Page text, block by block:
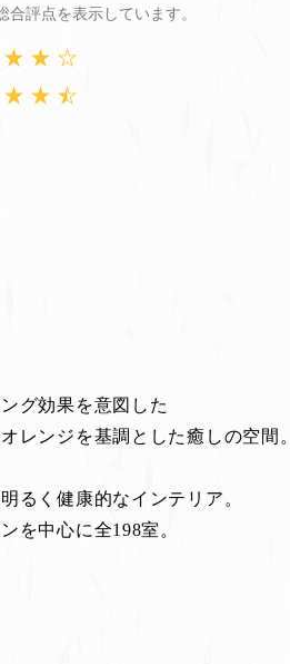
合評点を表示しています。
グ効果を意図した
レンジを基調とした癒しの空間。
るく健康的なインテリア。
を中心に全198室。